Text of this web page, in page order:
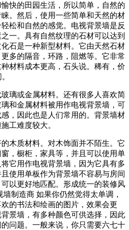
快的田园生活，所以简单，自然的
。然后，使用一些简单和天然的材
松和自然的感觉。电视背景墙是反
一。具有自然纹理的石材可以达到
石是一种新型材料。它由天然石材
多的隔音，环路，阻燃等。它非常
材料成本更高，石头说。稀有，价
或金属材料。还有很多人喜欢简
和金属材料被用作电视背景墙，可
，因此也是人们常用的。背景墙材
工难度较大。
质材料。对木饰面并不陌生。它
，橱柜，家具等，并且可以使用单
它用作电视背景墙，因为它具有多
使用单板作为背景墙不容易与房间
以更好地匹配。形成统一的装修风
制造商 如果你仍然觉得太单调，
的书法和绘画的图片，效果会更
景墙，有多种颜色可供选择，因此
问题。一般来说，你只需要六七十